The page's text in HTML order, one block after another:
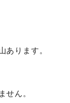
あります。
せん。